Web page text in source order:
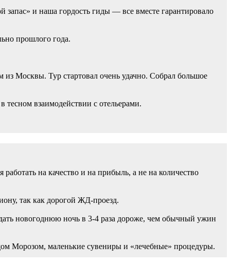
запас» и наша гордость гиды — все вместе гарантировало
прошлого года.
Москвы. Тур стартовал очень удачно. Собрал большое
взаимодействии с отельерами.
на качество и на прибыль, а не на количество
так как дорогой ЖД-проезд.
новогоднюю ночь в 3-4 раза дороже, чем обычный ужин
Морозом, маленькие сувениры и «лечебные» процедуры.